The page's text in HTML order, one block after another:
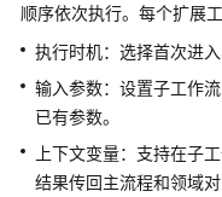
白
书
资
源
顺序依次执行。每个扩展
执行时机：选择首次进
输入参数：设置子工作
已有参数。
上下文变量：支持在子
结果传回主流程和领域对